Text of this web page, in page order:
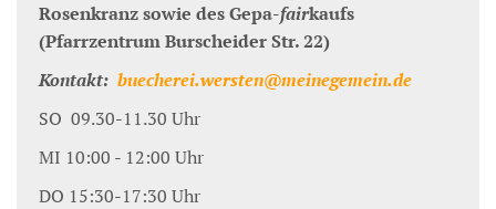
Rosenkranz sowie des Gepa-fairkaufs
(Pfarrzentrum Burscheider Str. 22)
Kontakt: buecherei.wersten@meinegemein.de
SO 09.30-11.30 Uhr
MI 10:00 - 12:00 Uhr
DO 15:30-17:30 Uhr